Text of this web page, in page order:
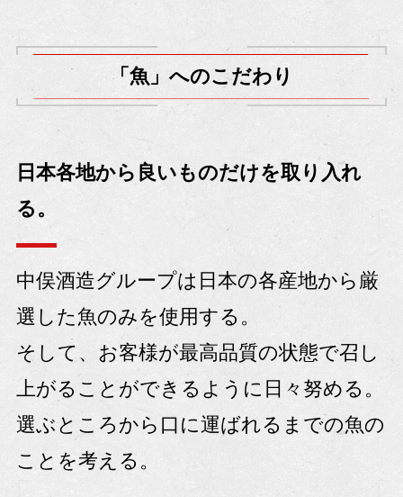
「魚」へのこだわり
日本各地から良いものだけを取り入れ
る。
中俣酒造グループは日本の各産地から厳
選した魚のみを使用する。
そして、お客様が最高品質の状態で召し
上がることができるように日々努める。
選ぶところから口に運ばれるまでの魚の
ことを考える。